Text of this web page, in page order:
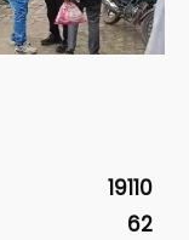
19110
62